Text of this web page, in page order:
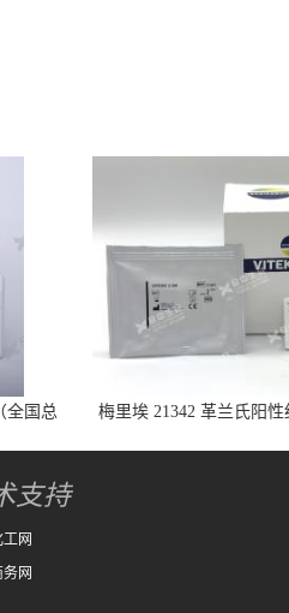
全国总
梅里埃 21342 革兰氏阳
支持
网
网